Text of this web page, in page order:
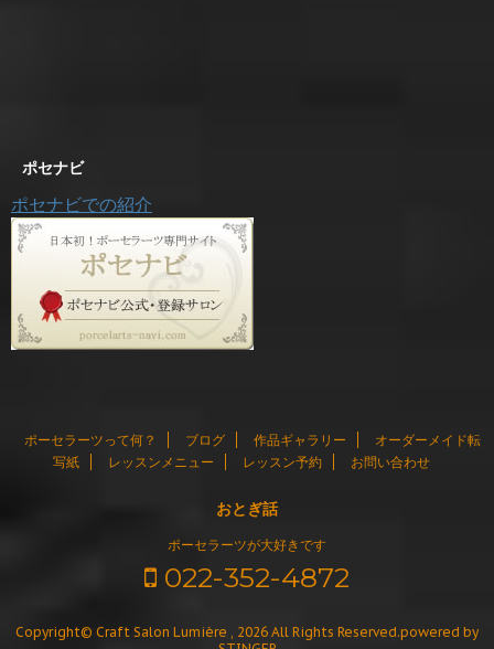
ポセナビ
ポセナビでの紹介
ポーセラーツって何？ ブログ 作品ギャラリー
オーダーメイド転
写紙
レッスンメニュー レッスン予約 お問い合わせ
おとぎ話
ポーセラーツが大好きです
022-352-4872
Copyright© Craft Salon Lumière , 2026 All Rights Reserved.powered by